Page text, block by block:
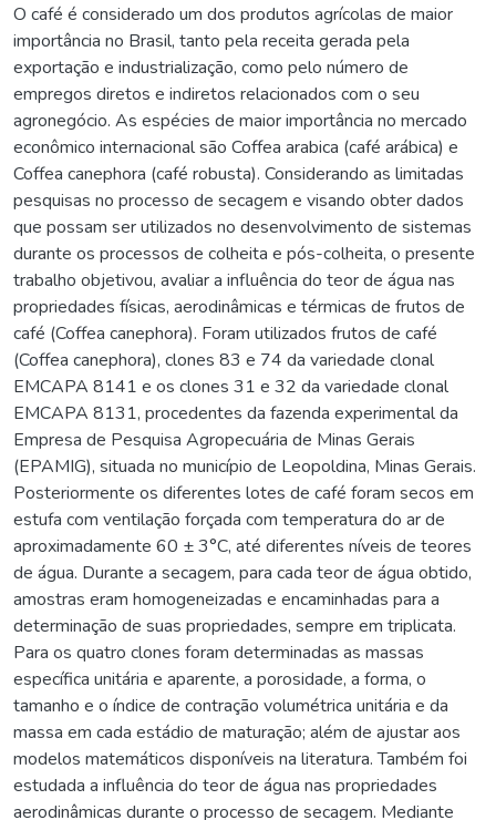
O café é considerado um dos produtos agrícolas de maior
importância no Brasil, tanto pela receita gerada pela
exportação e industrialização, como pelo número de
empregos diretos e indiretos relacionados com o seu
agronegócio. As espécies de maior importância no mercado
econômico internacional são Coffea arabica (café arábica) e
Coffea canephora (café robusta). Considerando as limitadas
pesquisas no processo de secagem e visando obter dados
que possam ser utilizados no desenvolvimento de sistemas
durante os processos de colheita e pós-colheita, o presente
trabalho objetivou, avaliar a influência do teor de água nas
propriedades físicas, aerodinâmicas e térmicas de frutos de
café (Coffea canephora). Foram utilizados frutos de café
(Coffea canephora), clones 83 e 74 da variedade clonal
EMCAPA 8141 e os clones 31 e 32 da variedade clonal
EMCAPA 8131, procedentes da fazenda experimental da
Empresa de Pesquisa Agropecuária de Minas Gerais
(EPAMIG), situada no município de Leopoldina, Minas Gerais.
Posteriormente os diferentes lotes de café foram secos em
estufa com ventilação forçada com temperatura do ar de
aproximadamente 60 ± 3°C, até diferentes níveis de teores
de água. Durante a secagem, para cada teor de água obtido,
amostras eram homogeneizadas e encaminhadas para a
determinação de suas propriedades, sempre em triplicata.
Para os quatro clones foram determinadas as massas
específica unitária e aparente, a porosidade, a forma, o
tamanho e o índice de contração volumétrica unitária e da
massa em cada estádio de maturação; além de ajustar aos
modelos matemáticos disponíveis na literatura. Também foi
estudada a influência do teor de água nas propriedades
aerodinâmicas durante o processo de secagem. Mediante